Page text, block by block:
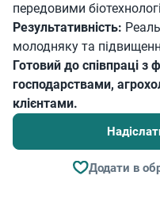
передовими
Результативність:
молодняку та
Готовий до співпраці
господарствами,
клієнтами.
Додати в